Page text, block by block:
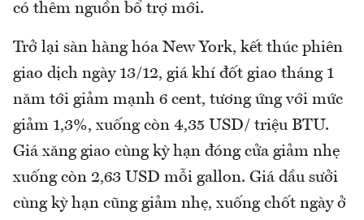
có thêm nguồn bổ trợ mới.
Trở lại sàn hàng hóa New York, kết thúc phiên
giao dịch ngày 13/12, giá khí đốt giao tháng 1
năm tới giảm mạnh 6 cent, tương ứng với mức
giảm 1,3%, xuống còn 4,35 USD/ triệu BTU.
Giá xăng giao cùng kỳ hạn đóng cửa giảm nhẹ
xuống còn 2,63 USD mỗi gallon. Giá dầu sưởi
cùng kỳ hạn cũng giảm nhẹ, xuống chốt ngày ở